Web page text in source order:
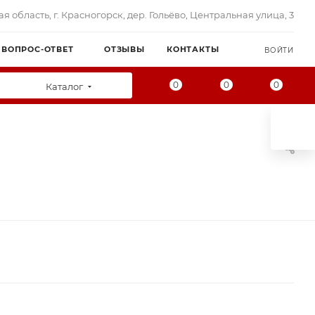
область, г. Красногорск, дер. Гольёво, Центральная улица, 3
ВОПРОС-ОТВЕТ ОТЗЫВЫ КОНТАКТЫ ВОЙТИ
Каталог 0 0 0